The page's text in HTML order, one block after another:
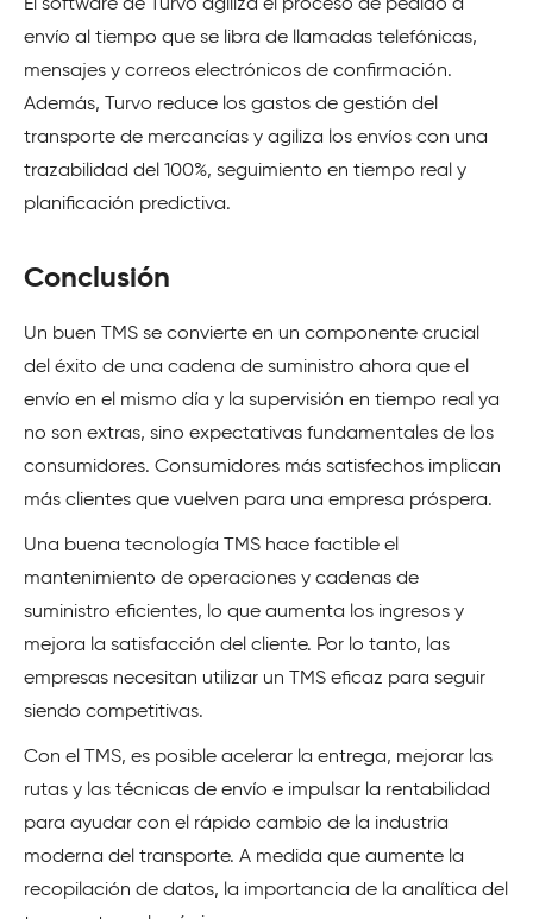
El software de Turvo agiliza el proceso de pedido a
envío al tiempo que se libra de llamadas telefónicas,
mensajes y correos electrónicos de confirmación.
Además, Turvo reduce los gastos de gestión del
transporte de mercancías y agiliza los envíos con una
trazabilidad del 100%, seguimiento en tiempo real y
planificación predictiva.
Conclusión
Un buen TMS se convierte en un componente crucial
del éxito de una cadena de suministro ahora que el
envío en el mismo día y la supervisión en tiempo real ya
no son extras, sino expectativas fundamentales de los
consumidores. Consumidores más satisfechos implican
más clientes que vuelven para una empresa próspera.
Una buena tecnología TMS hace factible el
mantenimiento de operaciones y cadenas de
suministro eficientes, lo que aumenta los ingresos y
mejora la satisfacción del cliente. Por lo tanto, las
empresas necesitan utilizar un TMS eficaz para seguir
siendo competitivas.
Con el TMS, es posible acelerar la entrega, mejorar las
rutas y las técnicas de envío e impulsar la rentabilidad
para ayudar con el rápido cambio de la industria
moderna del transporte. A medida que aumente la
recopilación de datos, la importancia de la analítica del